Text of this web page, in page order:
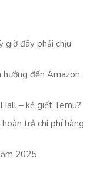
giờ đây phải chịu
hưởng đến Amazon
– kẻ giết Temu?
trả chi phí hàng
2025